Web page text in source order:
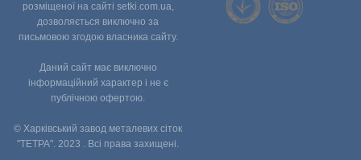
розміщеної на сайті setki.com.ua,
дозволяється виключно за
письмовою згодою власника сайту.
Даний сайт має виключно
інформаційний характер і не є
публічною офертою.
© Харківський завод металевих сіток
"ТЕТРА". 2023 . Всі права захищені.